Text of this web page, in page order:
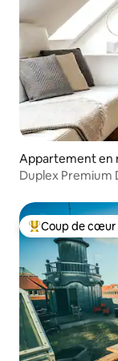
Appartement en
Duplex Premium
Coups de cœur
Coup de cœur